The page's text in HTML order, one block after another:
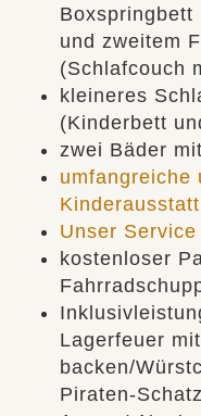
und zweitem
(Schlafcouch
kleineres
(Kinderbett
zwei Bäder
umfangreiche
Unser
kostenloser
Lagerfeuer
backen/
Piraten-